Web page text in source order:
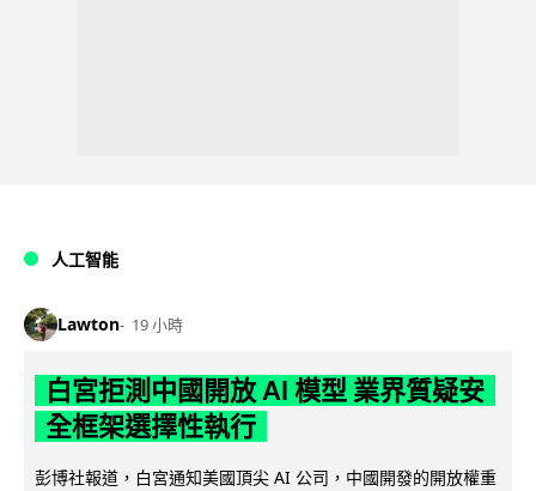
人工智能
Lawton 19 小時
白宮拒測中國開放 AI 模型 業界質疑安
全框架選擇性執行
彭博社報道，白宮通知美國頂尖 AI 公司，中國開發的開放權重